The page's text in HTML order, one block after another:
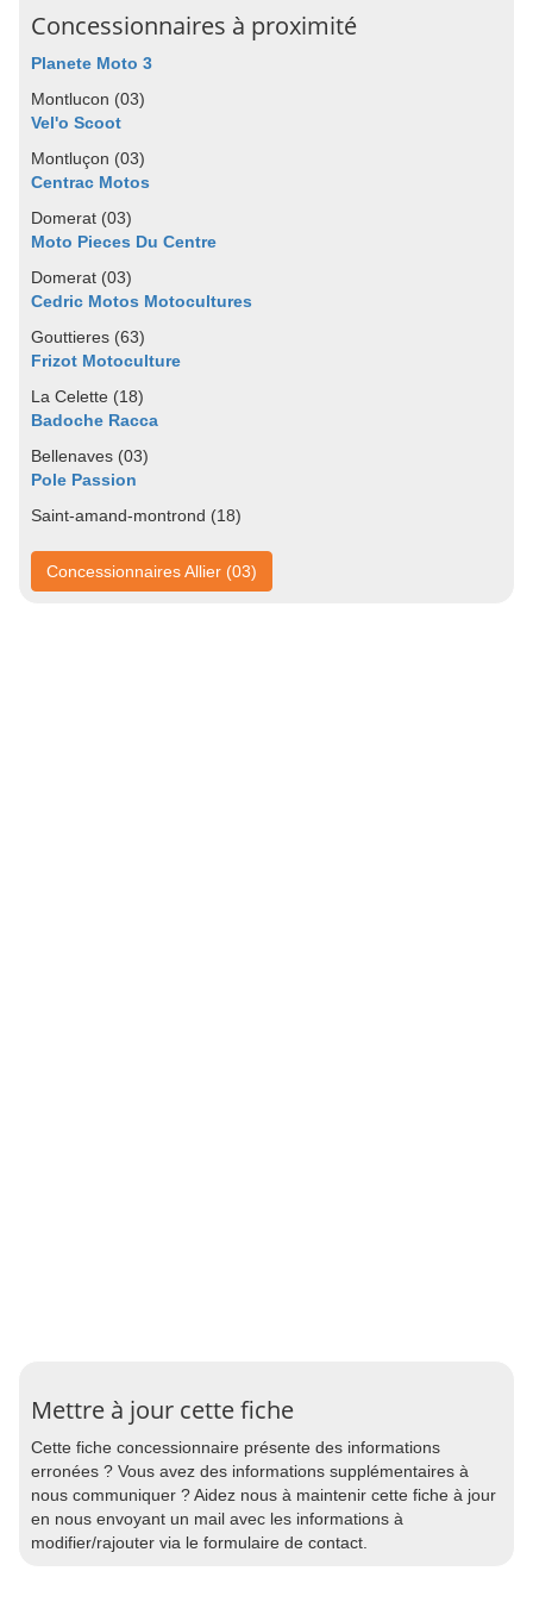
Concessionnaires à proximité
Planete Moto 3
Montlucon (03)
Vel'o Scoot
Montluçon (03)
Centrac Motos
Domerat (03)
Moto Pieces Du Centre
Domerat (03)
Cedric Motos Motocultures
Gouttieres (63)
Frizot Motoculture
La Celette (18)
Badoche Racca
Bellenaves (03)
Pole Passion
Saint-amand-montrond (18)
Concessionnaires Allier (03)
Mettre à jour cette fiche
Cette fiche concessionnaire présente des informations
erronées ? Vous avez des informations supplémentaires à
nous communiquer ? Aidez nous à maintenir cette fiche à jour
en nous envoyant un mail avec les informations à
modifier/rajouter via le formulaire de contact.